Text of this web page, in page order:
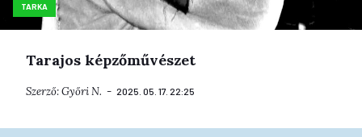
TARKA
Tarajos képzőművészet
Szerző:Győri N. 2025. 05. 17. 22:25